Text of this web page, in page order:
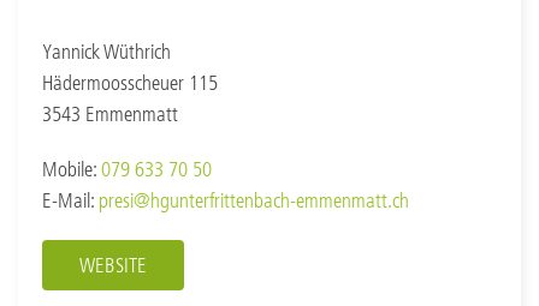
Yannick Wüthrich
Hädermoosscheuer 115
3543 Emmenmatt
Mobile: 079 633 70 50
E-Mail: presi@hgunterfrittenbach-emmenmatt.ch
WEBSITE